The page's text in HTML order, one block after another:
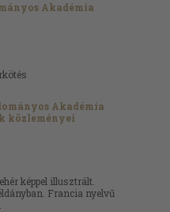
Akadémia
Akadémia
közleményei
képpel illusztrált.
Francia nyelvű